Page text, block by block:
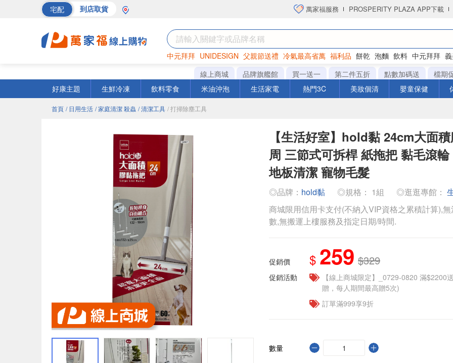
宅配 到店取貨 萬家福服務 PROSPERITY PLAZA APP下載
中元拜拜 UNIDESIGN 父親節送禮 冷氣最高省萬 福利品 餅乾 泡麵 飲料 中元拜拜
罐頭 海苔 洋芋片
線上商城 品牌旗艦館 買一送一 第二件五折 點數加碼送
檔期
好康主題
生鮮冷凍 飲料零食 米油沖泡 生活家電 熱門3C 美妝個清 嬰童保健
首頁 / 日用生活 / 家庭清潔 殺蟲 / 清潔工具 / 打掃除塵工具
【生活好室】hold黏 24cm大面
周 三節式可拆桿 紙拖把 黏毛滾
地板清潔 寵物毛髮
◎品牌： hold黏 ◎規格： 1組 ◎逛逛專館：
商城限用信用卡支付(不納入VIP資格之累積計算),
數,無搬運上樓服務及指定日期/時間.
促銷價 $ 259 $329
促銷活動
【線上商城限定】_0729-0820 滿$2200
贈，每人期間最高贈5次)
訂單滿999享9折
數量